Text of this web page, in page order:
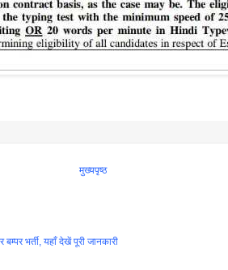
मुख्यपृष्ठ
भर्ती, यहाँ देखें पूरी जानकारी